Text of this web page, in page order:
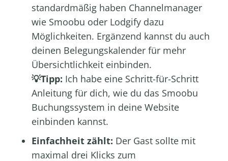
standardmäßig haben Channelmanager
wie Smoobu oder Lodgify dazu
Möglichkeiten. Ergänzend kannst du auch
deinen Belegungskalenderfür mehr
Übersichtlichkeit einbinden.
💡Tipp: Ich habe eine Schritt-für-Schritt
Anleitung für dich, wie du das Smoobu
Buchungssystem in deine Website
einbinden kannst.
Einfachheit zählt: Der Gast sollte mit
maximal drei Klicks zum